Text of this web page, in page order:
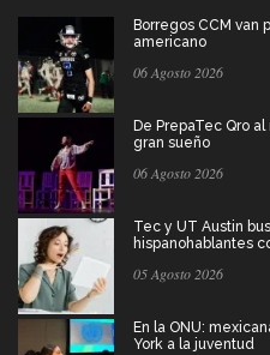
Borregos CCM van
americano
06 Agosto 2026
De PrepaTec Qro
gran sueño
06 Agosto 2026
Tec y UT Austin
hispanohablantes
05 Agosto 2026
En la ONU:
York a la juventud